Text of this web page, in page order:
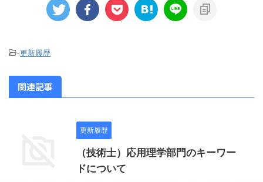
-更新履歴
関連記事
更新履歴
（技術士）応用理学部門のキーワー
ドについて